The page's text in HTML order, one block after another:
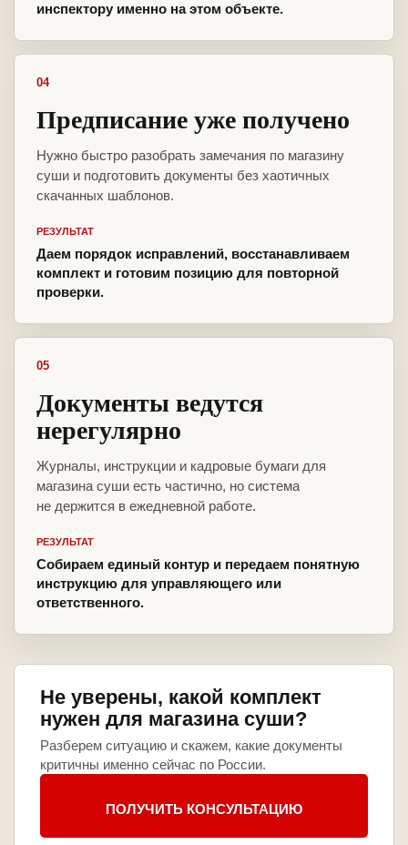
инспектору именно на этом объекте.
04
Предписание уже получено
Нужно быстро разобрать замечания по магазину
суши и подготовить документы без хаотичных
скачанных шаблонов.
РЕЗУЛЬТАТ
Даем порядок исправлений, восстанавливаем
комплект и готовим позицию для повторной
проверки.
05
Документы ведутся
нерегулярно
Журналы, инструкции и кадровые бумаги для
магазина суши есть частично, но система
не держится в ежедневной работе.
РЕЗУЛЬТАТ
Собираем единый контур и передаем понятную
инструкцию для управляющего или
ответственного.
Не уверены, какой комплект
нужен для магазина суши?
Разберем ситуацию и скажем, какие документы
критичны именно сейчас по России.
ПОЛУЧИТЬ КОНСУЛЬТАЦИЮ